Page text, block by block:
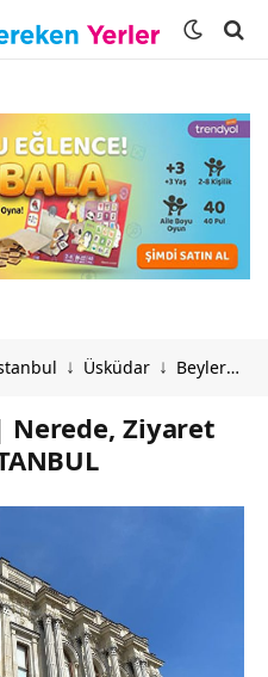
↓ Üsküdar ↓ Beylerbeyi Sarayı | Nerede, Ziyaret ve Giriş Ücreti – İSTANBUL
Nerede, Ziyaret